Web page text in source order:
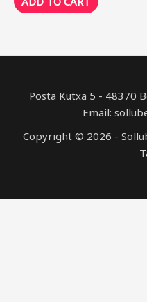
Posta Kutxa 5 - 48370
Email:
Copyright © 2026 -